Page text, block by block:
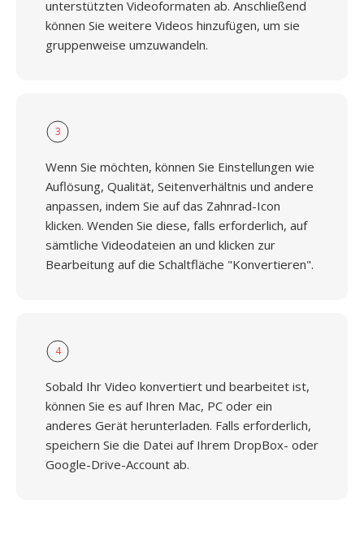
unterstützten Videoformaten ab. Anschließend
können Sie weitere Videos hinzufügen, um sie
gruppenweise umzuwandeln.
3
Wenn Sie möchten, können Sie Einstellungen wie
Auflösung, Qualität, Seitenverhältnis und andere
anpassen, indem Sie auf das Zahnrad-Icon
klicken. Wenden Sie diese, falls erforderlich, auf
sämtliche Videodateien an und klicken zur
Bearbeitung auf die Schaltfläche "Konvertieren".
4
Sobald Ihr Video konvertiert und bearbeitet ist,
können Sie es auf Ihren Mac, PC oder ein
anderes Gerät herunterladen. Falls erforderlich,
speichern Sie die Datei auf Ihrem DropBox- oder
Google-Drive-Account ab.